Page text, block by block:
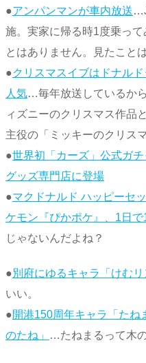
●アンパンマンが車内放送
施。実家に帰る時1度乗っ
とはありません。見たこと
●クリスマスイブはドナル
人気…毎年放送しているか
ィズニーのクリスマス作品
主役の「ミッキーのクリス
●世界初「カーズ」公式ガ
グッズ専門店に登場
●マクドナルド ハッピーセ
ケモン『ぴかポケ』、1日
じゃないんだよね？
●別府にゆるキャラ「けむ
いい。
●開港150周年キャラ「たね
のたね」
…たねまるって木